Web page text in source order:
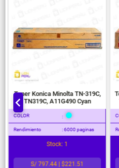
Toner Konica Minolta TN-319C,
TN319C, A11G490 Cyan
COLOR :
Rendimiento : 6000 paginas
Stock: 1
S/ 797.44 | $221.51